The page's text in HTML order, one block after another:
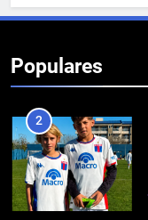
Populares
2